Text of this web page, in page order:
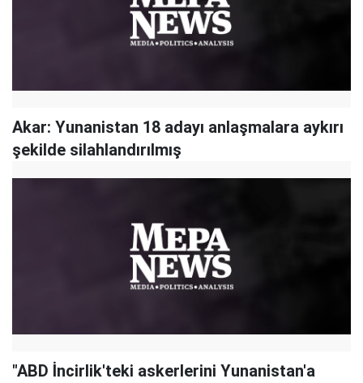
Akar: Yunanistan 18 adayı anlaşmalara aykırı
şekilde silahlandırılmış
"ABD İncirlik'teki askerlerini Yunanistan'a